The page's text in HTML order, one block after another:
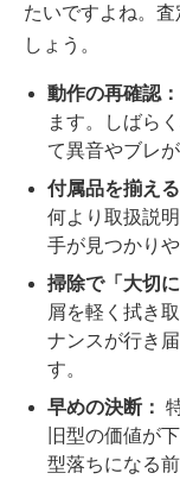
たいですよね。
しょう。
動作の再確認：
ます。しばら
て異音やブレ
付属品を揃える
何より取扱説
手が見つかり
掃除で「大切
屑を軽く拭き
ナンスが行き
す。
早めの決断：
旧型の価値が
型落ちになる